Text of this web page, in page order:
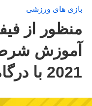
بازی های ورزشی
منظور از
آموزش
2021 با درگاه بانکی